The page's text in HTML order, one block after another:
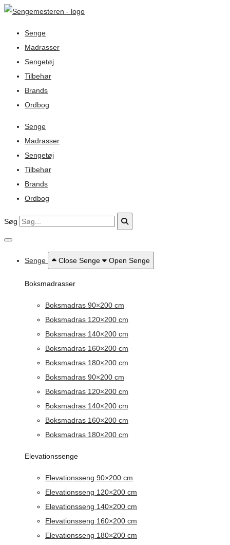
Senge
Madrasser
Sengetøj
Tilbehør
Brands
Ordbog
Senge
Madrasser
Sengetøj
Tilbehør
Brands
Ordbog
Søg
Senge Close Senge Open Senge
Boksmadrasser
Boksmadras 90×200 cm
Boksmadras 120×200 cm
Boksmadras 140×200 cm
Boksmadras 160×200 cm
Boksmadras 180×200 cm
Boksmadras 90×200 cm
Boksmadras 120×200 cm
Boksmadras 140×200 cm
Boksmadras 160×200 cm
Boksmadras 180×200 cm
Elevationssenge
Elevationsseng 90×200 cm
Elevationsseng 120×200 cm
Elevationsseng 140×200 cm
Elevationsseng 160×200 cm
Elevationsseng 180×200 cm